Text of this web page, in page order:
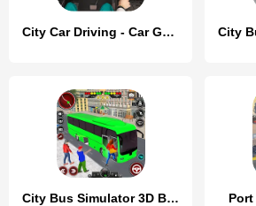
City Car Driving - Car Games
City Bus Simulator 3D Bus Game